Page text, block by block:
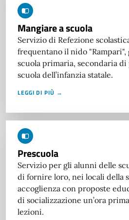
Mangiare a scuola
Servizio di Refezione
frequentano il nido
scuola primaria, secondaria
scuola dell’infanzia statale.
LEGGI DI PIÙ →
Prescuola
Servizio per gli alunni delle
di fornire loro, nei locali della
accoglienza con proposte
di socializzazione un’ora
lezioni.